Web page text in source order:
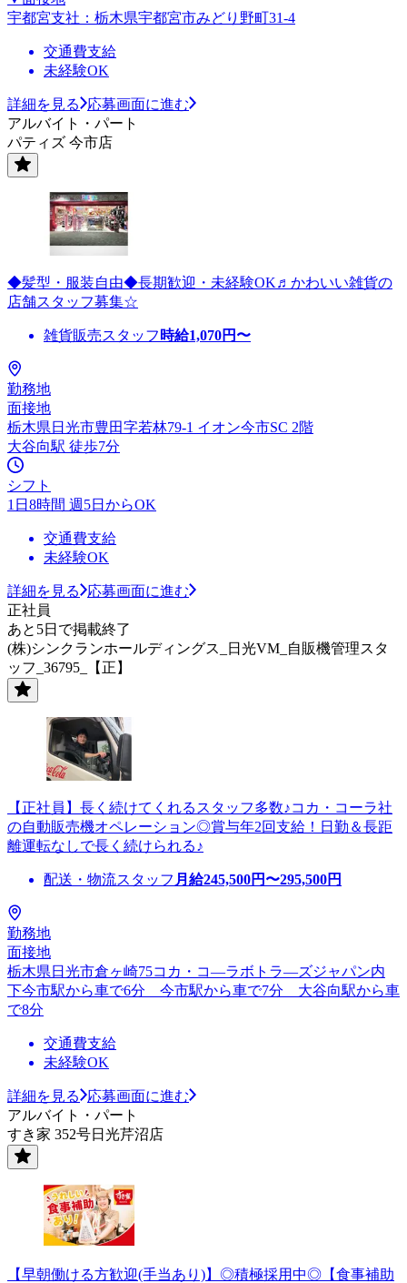
宇都宮支社：栃木県宇都宮市みどり野町31-4
交通費支給
未経験OK
詳細を見る
応募画面に進む
アルバイト・パート
パティズ 今市店
◆髪型・服装自由◆長期歓迎・未経験OK♬かわいい雑貨の
店舗スタッフ募集☆
雑貨販売スタッフ 時給1,070円〜
勤務地
面接地
栃木県日光市豊田字若林79-1 イオン今市SC 2階
大谷向駅 徒歩7分
シフト
1日8時間 週5日からOK
交通費支給
未経験OK
詳細を見る
応募画面に進む
正社員
あと5日で掲載終了
(株)シンクランホールディングス_日光VM_自販機管理スタ
ッフ_36795_【正】
【正社員】長く続けてくれるスタッフ多数♪コカ・コーラ社
の自動販売機オペレーション◎賞与年2回支給！日勤＆長距
離運転なしで長く続けられる♪
配送・物流スタッフ 月給245,500円〜295,500円
勤務地
面接地
栃木県日光市倉ヶ崎75コカ・コ―ラボトラ―ズジャパン内
下今市駅から車で6分 今市駅から車で7分 大谷向駅から車
で8分
交通費支給
未経験OK
詳細を見る
応募画面に進む
アルバイト・パート
すき家 352号日光芹沼店
【早朝働ける方歓迎(手当あり)】◎積極採用中◎【食事補助